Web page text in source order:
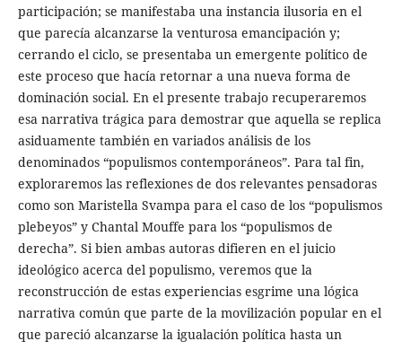
participación; se manifestaba una instancia ilusoria en el
que parecía alcanzarse la venturosa emancipación y;
cerrando el ciclo, se presentaba un emergente político de
este proceso que hacía retornar a una nueva forma de
dominación social. En el presente trabajo recuperaremos
esa narrativa trágica para demostrar que aquella se replica
asiduamente también en variados análisis de los
denominados “populismos contemporáneos”. Para tal fin,
exploraremos las reflexiones de dos relevantes pensadoras
como son Maristella Svampa para el caso de los “populismos
plebeyos” y Chantal Mouffe para los “populismos de
derecha”. Si bien ambas autoras difieren en el juicio
ideológico acerca del populismo, veremos que la
reconstrucción de estas experiencias esgrime una lógica
narrativa común que parte de la movilización popular en el
que pareció alcanzarse la igualación política hasta un